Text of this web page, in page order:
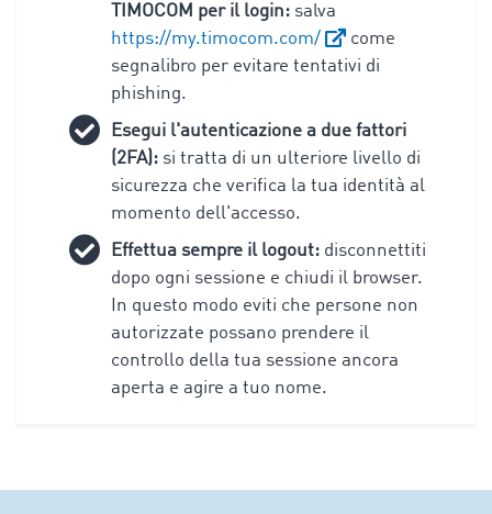
TIMOCOM per il login: salva
https://my.timocom.com/
come
segnalibro per evitare tentativi di
phishing.
Esegui l'autenticazione a due fattori
(2FA): si tratta di un ulteriore livello di
sicurezza che verifica la tua identità al
momento dell'accesso.
Effettua sempre il logout: disconnettiti
dopo ogni sessione e chiudi il browser.
In questo modo eviti che persone non
autorizzate possano prendere il
controllo della tua sessione ancora
aperta e agire a tuo nome.